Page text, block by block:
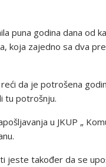
puna godina dana od
koja zajedno sa dva
da je potrošena
tu potrošnju.
u JKUP „
jeste također da se